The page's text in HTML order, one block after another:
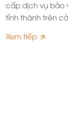
cấp dịch vụ bảo
tỉnh thành trên
Xem tiếp